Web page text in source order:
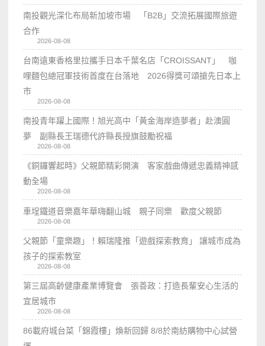
南投觀光深化布局新加坡市場 「B2B」交流拓展國際旅遊
合作
2026-08-08
台南遠東香格里拉攜手日本千葉名店「CROISSANT」 咖
哩麵包總冠軍技術首度在台落地 2026得獎可頌搶先日本上
市
2026-08-08
南投青年躍上國際！旭光高中「黃金海岸造夢者」赴澳圓
夢 副縣長王瑞德代許縣長授旗鼓勵祝福
2026-08-08
《銅鑼響起時》父親節精彩開演 客家戲曲傳遞忠義精神感
動全場
2026-08-08
車埕鐵道音樂嘉年華嗨翻山城 親子同樂 歡度父親節
2026-08-08
父親節「童樂趣」！賴瑞隆推「遊戲探索教育」 讓城市成為
孩子的探索教室
2026-08-08
第三屆高齡健康產業博覽會 張善政：打造長輩安心生活的
宜居城市
2026-08-08
86載府城台菜「錦霞樓」煥新回歸 8/8於南紡購物中心試營